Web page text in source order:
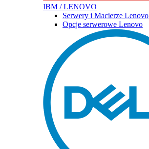
IBM / LENOVO
Serwery i Macierze Lenovo
Opcje serwerowe Lenovo